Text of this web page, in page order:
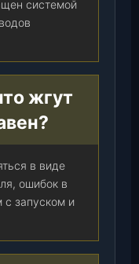
системой
жгут
в виде
ошибок в
с запуском и